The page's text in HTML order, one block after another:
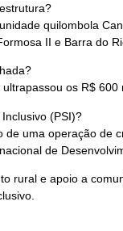
quilombola
II e Barra do
os R$ 600
(PSI)?
uma operação de
de
rural e apoio a